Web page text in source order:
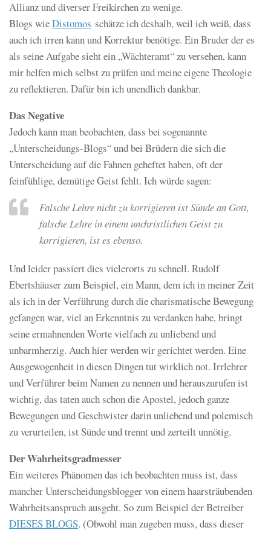
Allianz und diverser Freikirchen zu wenige.
Blogs wieDistomos schätze ich deshalb, weil ich weiß, dass
auch ich irren kann und Korrektur benötige. Ein Bruder der es
als seine Aufgabe sieht ein „Wächteramt“ zu versehen, kann
mir helfen mich selbst zu prüfen und meine eigene Theologie
zu reflektieren. Dafür bin ich unendlich dankbar.
Das Negative
Jedoch kann man beobachten, dass bei sogenannte
„Unterscheidungs-Blogs“ und bei Brüdern die sich die
Unterscheidung auf die Fahnen geheftet haben, oft der
feinfühlige, demütige Geist fehlt. Ich würde sagen:
Falsche Lehre nicht zu korrigieren ist Sünde an Gott,
falsche Lehre in einem unchristlichen Geist zu
korrigieren, ist es ebenso.
Und leider passiert dies vielerorts zu schnell. Rudolf
Ebertshäuser zum Beispiel, ein Mann, dem ich in meiner Zeit
als ich in der Verführung durch die charismatische Bewegung
gefangen war, viel an Erkenntnis zu verdanken habe, bringt
seine ermahnenden Worte vielfach zu unliebend und
unbarmherzig. Auch hier werden wir gerichtet werden. Eine
Ausgewogenheit in diesen Dingen tut wirklich not. Irrlehrer
und Verführer beim Namen zu nennen und herauszurufen ist
wichtig, das taten auch schon die Apostel, jedoch ganze
Bewegungen und Geschwister darin unliebend und polemisch
zu verurteilen, ist Sünde und trennt und zerteilt unnötig.
Der Wahrheitsgradmesser
Ein weiteres Phänomen das ich beobachten muss ist, dass
mancher Unterscheidungsblogger von einem haarsträubenden
Wahrheitsanspruch ausgeht. So zum Beispiel der Betreiber
DIESES BLOGS. (Obwohl man zugeben muss, dass dieser